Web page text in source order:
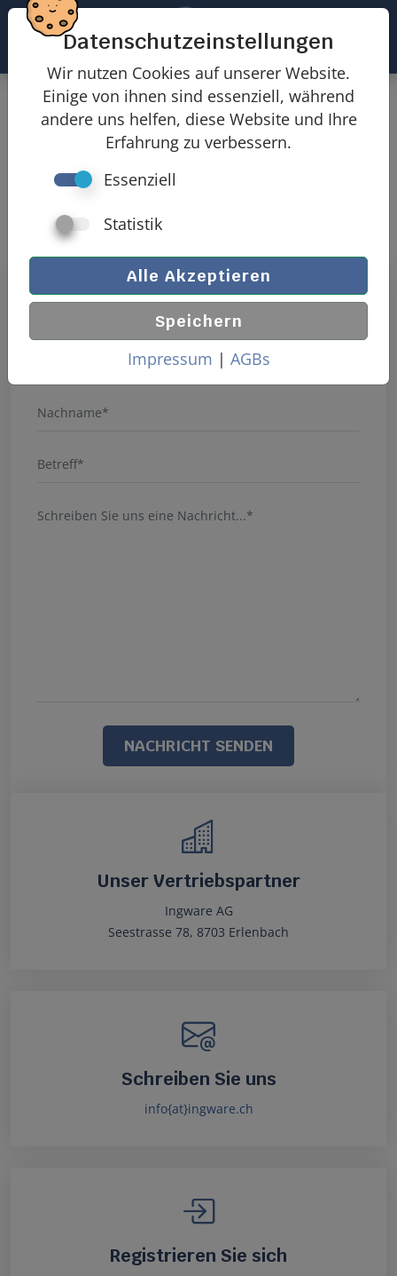
Kontakt
Unser Team freut sich auf Ihre Nachricht und
NACHRICHT SENDEN
Unser Vertriebspartner
Ingware AG
Seestrasse 78, 8703 Erlenbach
Schreiben Sie uns
info{at}ingware.ch
Registrieren Sie sich
Datenschutzeinstellungen
Wir nutzen Cookies auf unserer Website.
Einige von ihnen sind essenziell, während
andere uns helfen, diese Website und Ihre
Erfahrung zu verbessern.
Essenziell
Statistik
Alle Akzeptieren
Speichern
Impressum | AGBs